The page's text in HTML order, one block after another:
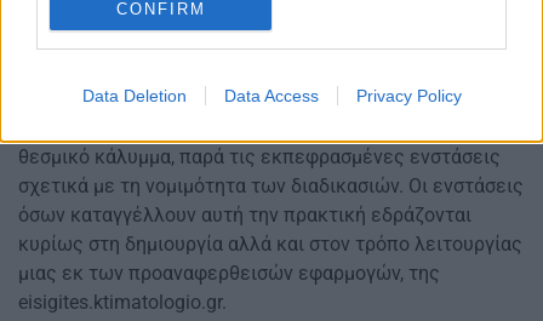
CONFIRM
Data Deletion Data Access Privacy Policy
κτηματολογίου, οι οποίοι, με επικεφαλής Ουκρανή
υπήκοο, παρείχαν παρανόμως υπηρεσίες επίσπευσης
θεσμικό κάλυμμα, παρά τις εκπεφρασμένες ενστάσεις
σχετικά με τη νομιμότητα των διαδικασιών. Οι ενστάσεις
όσων καταγγέλλουν αυτή την πρακτική εδράζονται
κυρίως στη δημιουργία αλλά και στον τρόπο λειτουργίας
μιας εκ των προαναφερθεισών εφαρμογών, της
eisigites.ktimatologio.gr.